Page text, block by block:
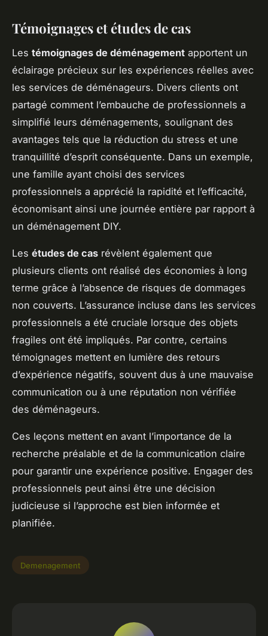
Témoignages et études de cas
Les témoignages de déménagement apportent un
éclairage précieux sur les expériences réelles avec
les services de déménageurs. Divers clients ont
partagé comment l’embauche de professionnels a
simplifié leurs déménagements, soulignant des
avantages tels que la réduction du stress et une
tranquillité d’esprit conséquente. Dans un exemple,
une famille ayant choisi des services
professionnels a apprécié la rapidité et l’efficacité,
économisant ainsi une journée entière par rapport à
un déménagement DIY.
Les études de cas révèlent également que
plusieurs clients ont réalisé des économies à long
terme grâce à l’absence de risques de dommages
non couverts. L’assurance incluse dans les services
professionnels a été cruciale lorsque des objets
fragiles ont été impliqués. Par contre, certains
témoignages mettent en lumière des retours
d’expérience négatifs, souvent dus à une mauvaise
communication ou à une réputation non vérifiée
des déménageurs.
Ces leçons mettent en avant l’importance de la
recherche préalable et de la communication claire
pour garantir une expérience positive. Engager des
professionnels peut ainsi être une décision
judicieuse si l’approche est bien informée et
planifiée.
Demenagement